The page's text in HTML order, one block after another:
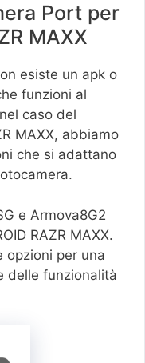
Port per
MAXX
esiste un apk o
funzioni al
caso del
MAXX, abbiamo
che si adattano
e Armova8G2
RAZR MAXX.
opzioni per una
delle funzionalità